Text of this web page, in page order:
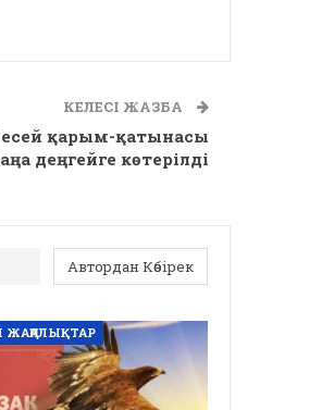
КЕЛЕСІ ЖАЗБА
қарым-қатынасы
деңгейге көтерілді
Автордан Көбірек
ЖАҢАЛЫҚТАР